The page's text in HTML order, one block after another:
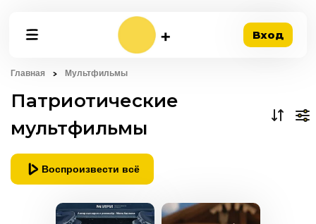
Вход
Главная Мультфильмы
Патриотические
мультфильмы
Воспроизвести всё